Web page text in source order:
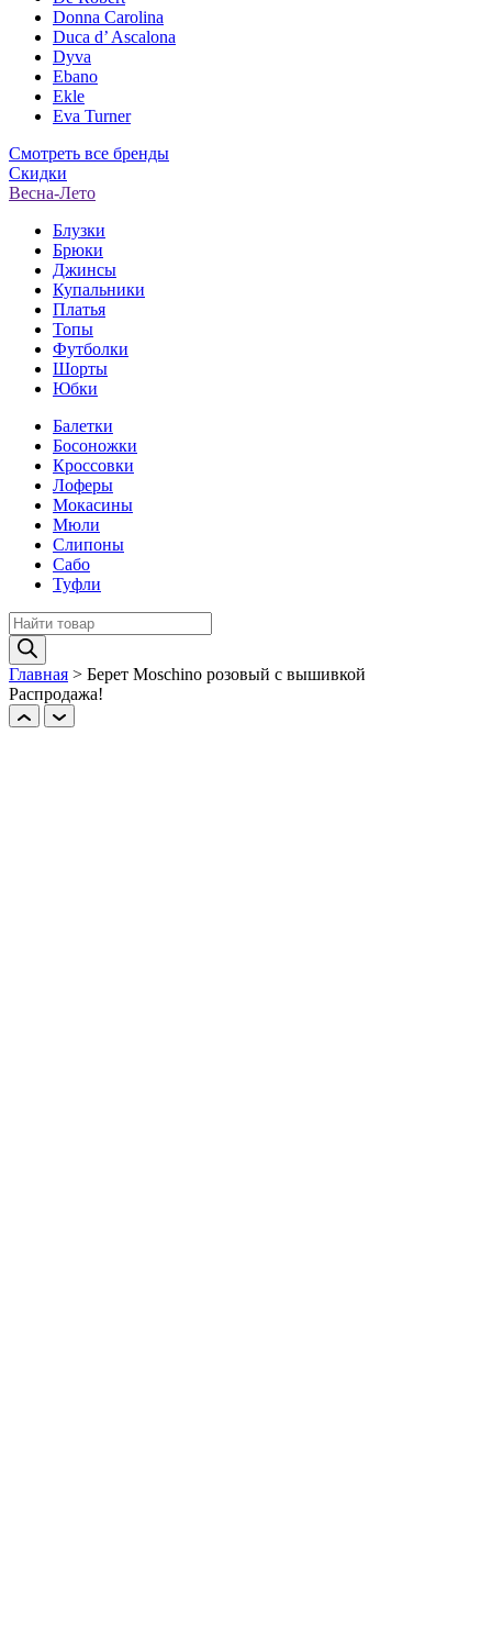
Donna Carolina
Duca d’ Ascalona
Dyva
Ebano
Ekle
Eva Turner
Смотреть все бренды
Скидки
Весна-Лето
Блузки
Брюки
Джинсы
Купальники
Платья
Топы
Футболки
Шорты
Юбки
Балетки
Босоножки
Кроссовки
Лоферы
Мокасины
Мюли
Слипоны
Сабо
Туфли
Поиск
товаров
Главная > Берет Moschino розовый c вышивкой
Распродажа!